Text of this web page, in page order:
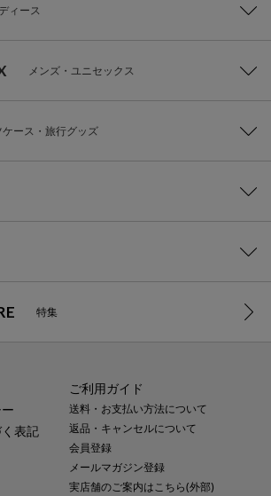
ィース
メンズ・ユニセックス
ケース・旅行グッズ
特集
表記
ご利用ガイド
送料・お支払い方法について
返品・キャンセルについて
会員登録
メールマガジン登録
実店舗のご案内はこちら(外部)